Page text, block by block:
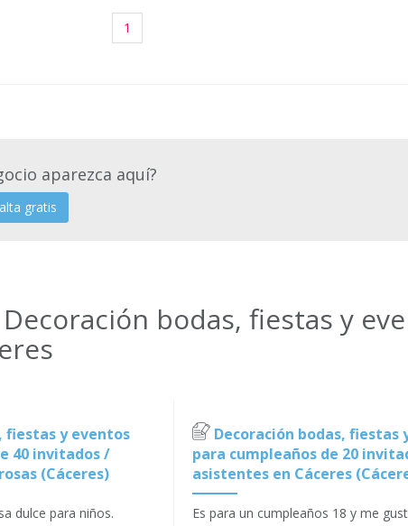
1
aparezca aquí?
gratis
bodas, fiestas y
fiestas y eventos
40 invitados /
(Cáceres)
dulce para niños.
Decoración bodas, fiestas
para cumpleaños de 20
asistentes en Cáceres
Es para un cumpleaños 18 y me